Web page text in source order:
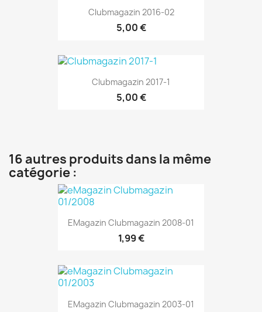
Clubmagazin 2016-02
5,00 €
Clubmagazin 2017-1
5,00 €
16 autres produits dans la même
catégorie :
EMagazin Clubmagazin 2008-01
1,99 €
EMagazin Clubmagazin 2003-01